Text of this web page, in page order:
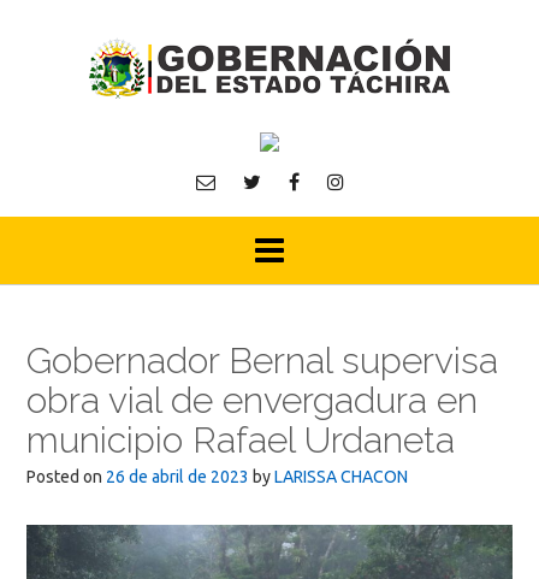
Gobernador Bernal supervisa
obra vial de envergadura en
municipio Rafael Urdaneta
Posted on 26 de abril de 2023 byLARISSA CHACON